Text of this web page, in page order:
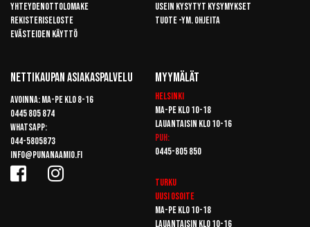
Yhteydenottolomake
Rekisteriseloste
Evästeiden käyttö
Usein kysytyt kysymykset
Tuote -ym. ohjeita
Nettikaupan Asiakaspalvelu
Avoinna: Ma-pe klo 8-16
0445 805 874
Whatsapp:
044-5805873
info@punanaamio.fi
Myymälät
Helsinki
Ma-pe klo 10-18
Lauantaisin klo 10-16
Puh:
0445-805 850
Turku
Uusi osoite
Ma-pe klo 10-18
Lauantaisin klo 10-16